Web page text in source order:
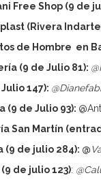
Free Shop (9 de
(Rivera
de Hombre en
(9 de Julio 81):
147):
(9 de Julio 93):
San Martín
(9 de julio 284): @
9 de julio 123):